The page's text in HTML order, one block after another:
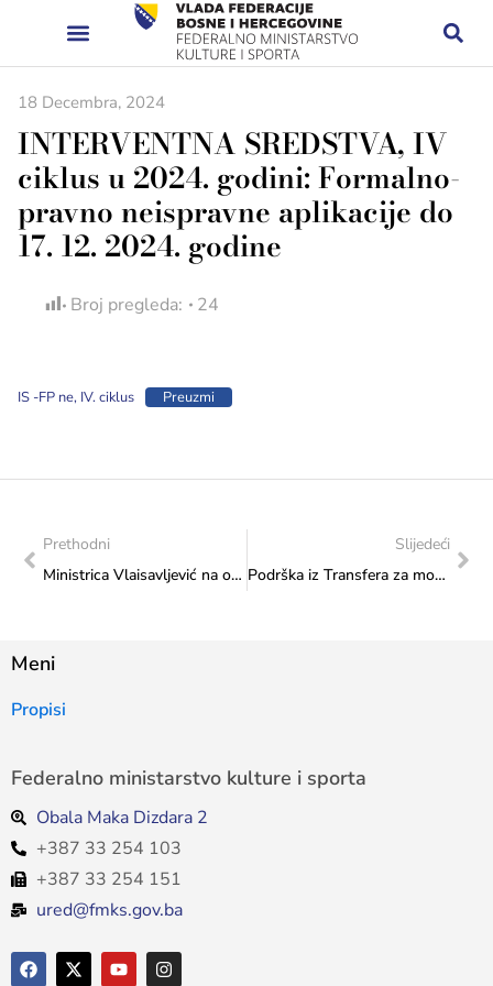
18 Decembra, 2024
INTERVENTNA SREDSTVA, IV
ciklus u 2024. godini: Formalno-
pravno neispravne aplikacije do
17. 12. 2024. godine
Broj pregleda: 24
IS -FP ne, IV. ciklus Preuzmi
Prethodni
Ministrica Vlaisavljević na otvaranju konferencije o zapošljavanju osoba sa invaliditetom
Slijedeći
Podrška iz Transfera za mobilnost umjetnika/ca
Meni
Propisi
Federalno ministarstvo kulture i sporta
Obala Maka Dizdara 2
+387 33 254 103
+387 33 254 151
ured@fmks.gov.ba